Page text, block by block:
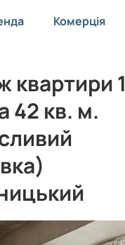
Комерція
квартири 1
42 кв. м.